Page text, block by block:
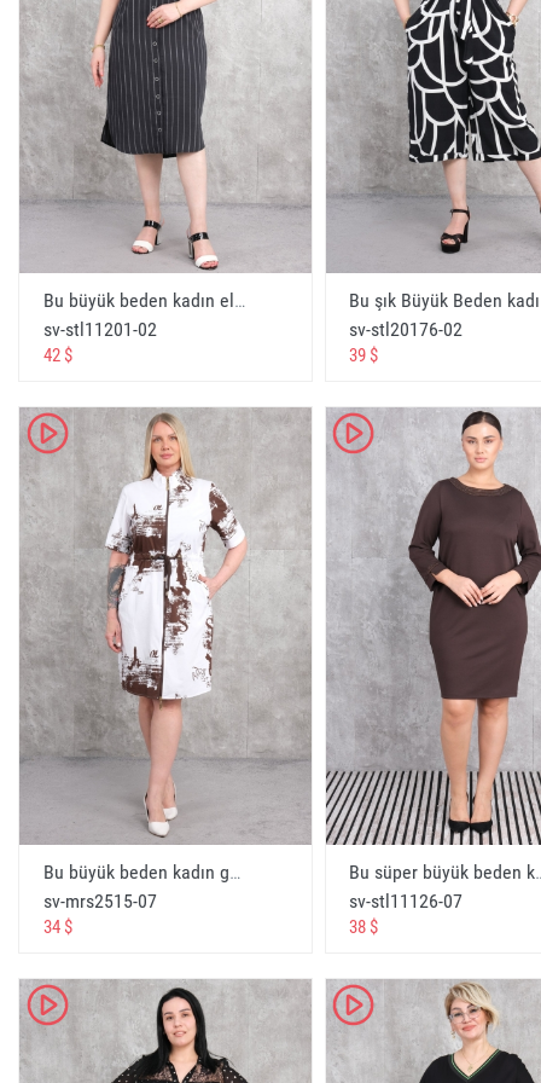
bayan-bahçıvan -istanbul -fileo
women's clothing wholesale -big size women-internet
fashionable -moscow -novosibirsk -official -plussize
gardener -site -istanbul -fileo
женская одежда оптом -больший -интернет -
-модный -москва -новосибирск -официальный -
-садовод -сайт -стамбул -филео
نسائية بالجملة - حجم كبير للنساء - انترنت - متجر -
- نوفوسيبيرسك - رسمي - نسائي زائد الحجم -
جاردنر - موقع - اسطنبول - فيليو
Beyaz Rusya giyim toptan + ve perakende
Belarusian clothing wholesale + and retail
белорусская одежда оптом +и розницу
ملابس بيلاروسية بالجملة + والتجزئة
online giyim mağazası toptan
online clothing store wholesale
интернет-магазин одежды оптом
متجر لبيع الملابس عبر الإنترنت بالجملة
Toptan 24 çevrimiçi giyim mağazası
wholesale 24 online clothing store
оптом 24 интернет магазин одежды
البيع بالجملة 24 متجر لبيع الملابس عبر الإنترنت
monroe giyim toptan
monroe clothing wholesale
монро одежда оптом
ملابس مونرو بالجملة
wholesale womens clothing novosibirsk
женская одежда оптов новосибирск
ملابس نسائية بالجملة نوفوسيبيرسك
Bu büyük beden kadın elbisesi, şık ve rahat bir seçenek sunar. Siyah renkte olup, ince beyaz çizgileri ile modern bir görünüm kazanmıştır. Elbisenin önü tamamen düğmelidir ve kısa kolludur. Yaka kısmı klasik bir stile sahiptir. Beden seçenekleri 42, 44, 46 ve 48dir. Kumaş içeriği %80 pamuk ve %20 polyester olup, hem konforlu hem de dayanıklıdır. - Siyah
sv-stl11201-02
42 $
sv-stl20176-02
39 $
K
Bu büyük beden kadın günlük elbise, modern ve şık bir tasarıma sahiptir. Elbisenin rengi kahverengi ve beyaz karışımı olup, üzerindeki desenler sayesinde dikkat çekici bir görünüm sağlar. Elbisenin kısa kollu ve ön kısmında fermuarlı bir yapısı vardır. Bel kısmında ise ince bir kuşak detayına sahiptir. Beden seçenekleri arasında 44, 46, 48 ve 50 bulunmaktadır. Kumaş içeriği %65 pamuk, %30 polyester ve %5 elastandan oluşmaktadır. Bu karışım sayesinde elbise hem rahat hem de dayanıklıdır. Günlük kullanım için ideal olan bu elbise, aynı zamanda şık topuklu ayakkabılarla kombine edilebilir. - Kahverengi
sv-mrs2515-07
34 $
K
Bu süper büyük beden kadın elbisesi, kahverengi renkte ve zarif bir görünüme sahiptir. Elbise, 50, 52, 54 ve 56 beden seçenekleriyle sunulmaktadır, böylece her vücut tipine
sv-stl11126-07
38 $
K K